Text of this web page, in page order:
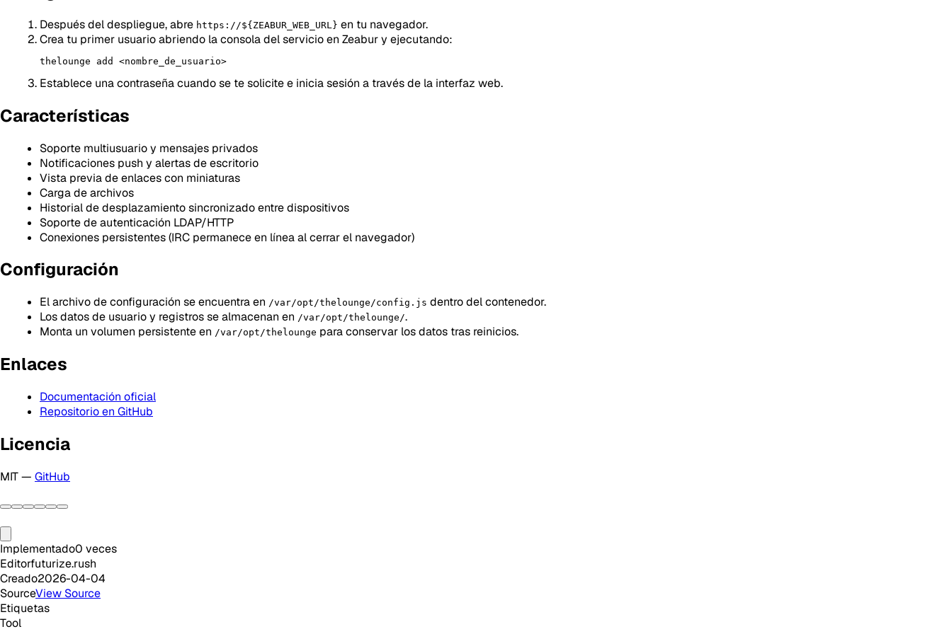
Después del despliegue, abre https://${ZEABUR_WEB_URL} en tu navegador.
Crea tu primer usuario abriendo la consola del servicio en Zeabur y ejecutando:
Establece una contraseña cuando se te solicite e inicia sesión a través de la interfaz web.
Características
Soporte multiusuario y mensajes privados
Notificaciones push y alertas de escritorio
Vista previa de enlaces con miniaturas
Carga de archivos
Historial de desplazamiento sincronizado entre dispositivos
Soporte de autenticación LDAP/HTTP
Conexiones persistentes (IRC permanece en línea al cerrar el navegador)
Configuración
El archivo de configuración se encuentra en /var/opt/thelounge/config.js dentro del contenedor.
Los datos de usuario y registros se almacenan en /var/opt/thelounge/.
Monta un volumen persistente en /var/opt/thelounge para conservar los datos tras reinicios.
Enlaces
Documentación oficial
Repositorio en GitHub
Licencia
MIT — GitHub
Implementado0 veces
Editorfuturize.rush
Creado2026-04-04
SourceView Source
Etiquetas
Tool